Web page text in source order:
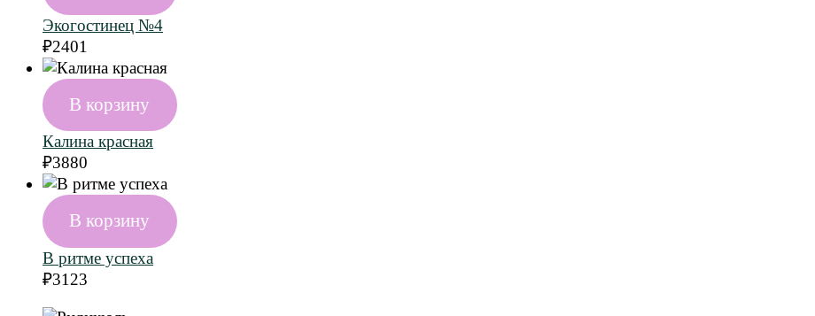
Экогостинец №4
₽2401
В корзину
Калина красная
₽3880
В корзину
В ритме успеха
₽3123